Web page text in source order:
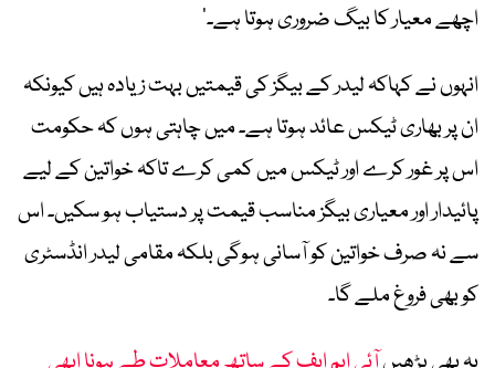
اچھے معیار کا بیگ ضروری ہوتا ہے۔‘
انہوں نے کہاکہ لیدر کے بیگز کی قیمتیں بہت زیادہ ہیں کیونکہ
ان پر بھاری ٹیکس عائد ہوتا ہے۔ میں چاہتی ہوں کہ حکومت
اس پر غور کرے اور ٹیکس میں کمی کرے تاکہ خواتین کے لیے
پائیدار اور معیاری بیگز مناسب قیمت پر دستیاب ہو سکیں۔ اس
سے نہ صرف خواتین کو آسانی ہوگی بلکہ مقامی لیدر انڈسٹری
کو بھی فروغ ملے گا۔